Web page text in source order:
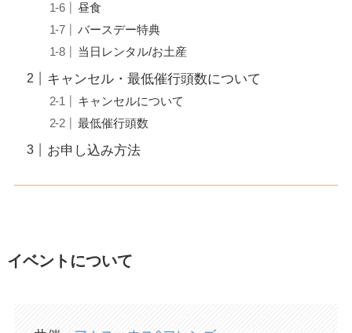
昼食
バースデー特典
当日レンタル/お土産
キャンセル・最低催行頭数について
キャンセルについて
最低催行頭数
お申し込み方法
イベントについて